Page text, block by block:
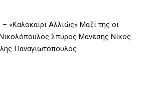
– «Καλοκαίρι Αλλιώς» Μαζί της οι
Σπύρος Μάνεσης Νίκος
Παναγιωτόπουλος